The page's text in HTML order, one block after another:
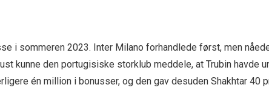
i sommeren 2023. Inter Milano forhandlede først, men
kunne den portugisiske storklub meddele, at Trubin havde
én million i bonusser, og den gav desuden Shakhtar 40